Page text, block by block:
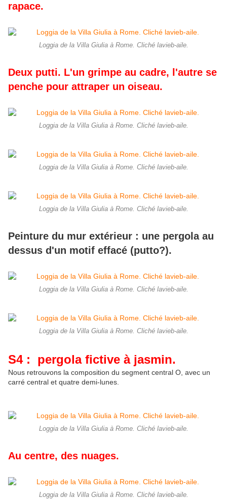
rapace.
Loggia de la Villa Giulia à Rome. Cliché lavieb-aile.
Deux putti. L'un grimpe au cadre, l'autre se
penche pour attraper un oiseau.
Loggia de la Villa Giulia à Rome. Cliché lavieb-aile.
Loggia de la Villa Giulia à Rome. Cliché lavieb-aile.
Loggia de la Villa Giulia à Rome. Cliché lavieb-aile.
Peinture du mur extérieur : une pergola au
dessus d'un motif effacé (putto?).
Loggia de la Villa Giulia à Rome. Cliché lavieb-aile.
Loggia de la Villa Giulia à Rome. Cliché lavieb-aile.
S4 : pergola fictive à jasmin.
Nous retrouvons la composition du segment central O, avec un
carré central et quatre demi-lunes.
Loggia de la Villa Giulia à Rome. Cliché lavieb-aile.
Au centre, des nuages.
Loggia de la Villa Giulia à Rome. Cliché lavieb-aile.